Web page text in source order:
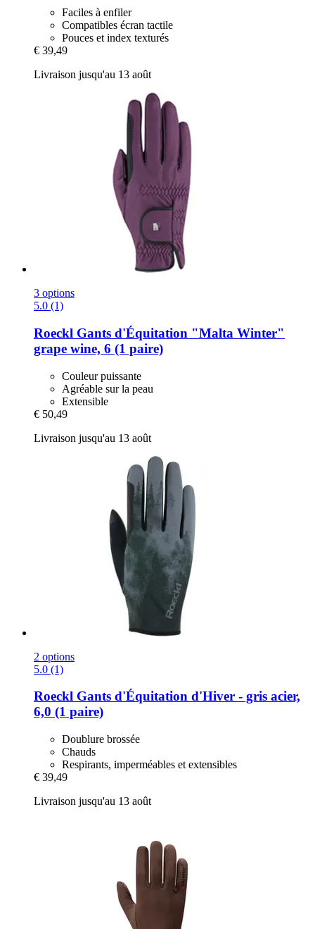
Faciles à enfiler
Compatibles écran tactile
Pouces et index texturés
€ 39,49
Livraison jusqu'au 13 août
3 options
5.0 (1)
Roeckl Gants d'Équitation "Malta Winter"
grape wine, 6 (1 paire)
Couleur puissante
Agréable sur la peau
Extensible
€ 50,49
Livraison jusqu'au 13 août
2 options
5.0 (1)
Roeckl Gants d'Équitation d'Hiver -​ gris acier,
6,0 (1 paire)
Doublure brossée
Chauds
Respirants, imperméables et extensibles
€ 39,49
Livraison jusqu'au 13 août